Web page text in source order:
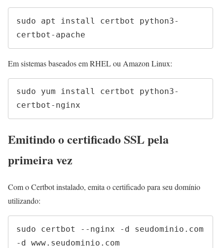
sudo apt install certbot python3-
certbot-apache
Em sistemas baseados em RHEL ou Amazon Linux:
sudo yum install certbot python3-
certbot-nginx
Emitindo o certificado SSL pela
primeira vez
Com o Certbot instalado, emita o certificado para seu domínio
utilizando:
sudo certbot --nginx -d seudominio.com
-d www.seudominio.com